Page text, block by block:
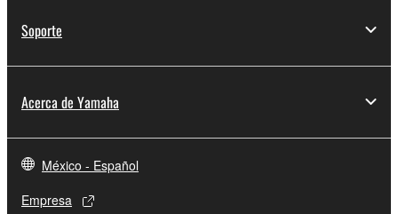
Soporte
Acerca de Yamaha
México - Español
Empresa